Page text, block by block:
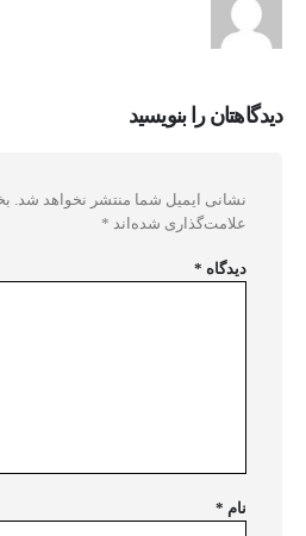
دیدگاهتان را بنویسید
نشانی ایمیل شما منتشر نخواهد شد.
علامت‌گذاری شده‌اند *
دیدگاه *
نام *